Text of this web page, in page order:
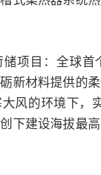
项目：全球首
新材料提供的柔
风的环境下，
下建设海拔最